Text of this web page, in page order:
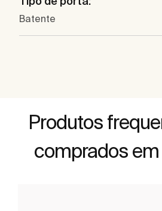
Batente
Produtos
comprados